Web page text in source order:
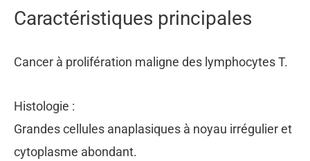
Caractéristiques principales
Cancer à prolifération maligne des lymphocytes T.
Histologie :
Grandes cellules anaplasiques à noyau irrégulier et
cytoplasme abondant.